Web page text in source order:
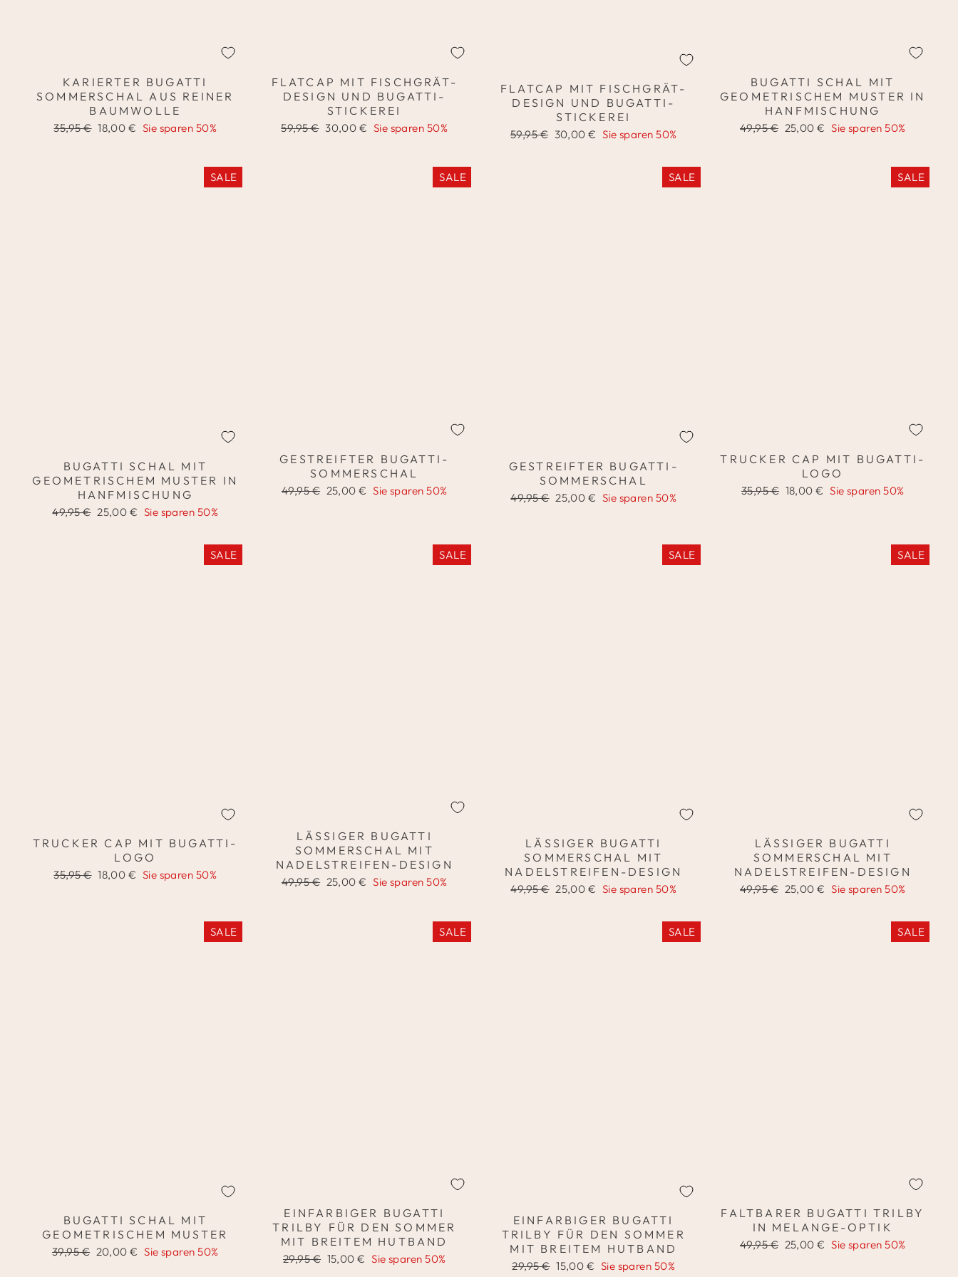
KARIERTER BUGATTI
SOMMERSCHAL AUS REINER
BAUMWOLLE
Normaler
35,95 € Sonderpreis
18,00 € Sie sparen 50%
FLATCAP MIT FISCHGRÄT-
DESIGN UND BUGATTI-
STICKEREI
Normaler
59,95 € Sonderpreis
30,00 € Sie sparen 50%
FLATCAP MIT FISCHGRÄT-
DESIGN UND BUGATTI-
STICKEREI
Normaler
59,95 € Sonderpreis
30,00 € Sie sparen 50%
BUGATTI SCHAL MIT
GEOMETRISCHEM MUSTER IN
HANFMISCHUNG
Normaler
49,95 € Sonderpreis
25,00 € Sie sparen 50%
SALE
BUGATTI SCHAL MIT
GEOMETRISCHEM MUSTER IN
HANFMISCHUNG
Normaler
49,95 € Sonderpreis
25,00 € Sie sparen 50%
SALE
GESTREIFTER BUGATTI-
SOMMERSCHAL
Normaler
49,95 € Sonderpreis
25,00 € Sie sparen 50%
SALE
GESTREIFTER BUGATTI-
SOMMERSCHAL
Normaler
49,95 € Sonderpreis
25,00 € Sie sparen 50%
SALE
TRUCKER CAP MIT BUGATTI-
LOGO
Normaler
35,95 € Sonderpreis
18,00 € Sie sparen 50%
SALE
TRUCKER CAP MIT BUGATTI-
LOGO
Normaler
35,95 € Sonderpreis
18,00 € Sie sparen 50%
SALE
LÄSSIGER BUGATTI
SOMMERSCHAL MIT
NADELSTREIFEN-DESIGN
Normaler
49,95 € Sonderpreis
25,00 € Sie sparen 50%
SALE
LÄSSIGER BUGATTI
SOMMERSCHAL MIT
NADELSTREIFEN-DESIGN
Normaler
49,95 € Sonderpreis
25,00 € Sie sparen 50%
SALE
LÄSSIGER BUGATTI
SOMMERSCHAL MIT
NADELSTREIFEN-DESIGN
Normaler
49,95 € Sonderpreis
25,00 € Sie sparen 50%
SALE
BUGATTI SCHAL MIT
GEOMETRISCHEM MUSTER
Normaler
39,95 € Sonderpreis
20,00 € Sie sparen 50%
SALE
EINFARBIGER BUGATTI
TRILBY FÜR DEN SOMMER
MIT BREITEM HUTBAND
Normaler
29,95 € Sonderpreis
15,00 € Sie sparen 50%
SALE
EINFARBIGER BUGATTI
TRILBY FÜR DEN SOMMER
MIT BREITEM HUTBAND
Normaler
29,95 € Sonderpreis
15,00 € Sie sparen 50%
SALE
FALTBARER BUGATTI TRILBY
IN MELANGE-OPTIK
Normaler
49,95 € Sonderpreis
25,00 € Sie sparen 50%